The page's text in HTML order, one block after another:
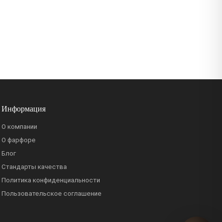
Информация
О компании
О фарфоре
Блог
Стандарты качества
Политика конфиденциальности
Пользовательское соглашение